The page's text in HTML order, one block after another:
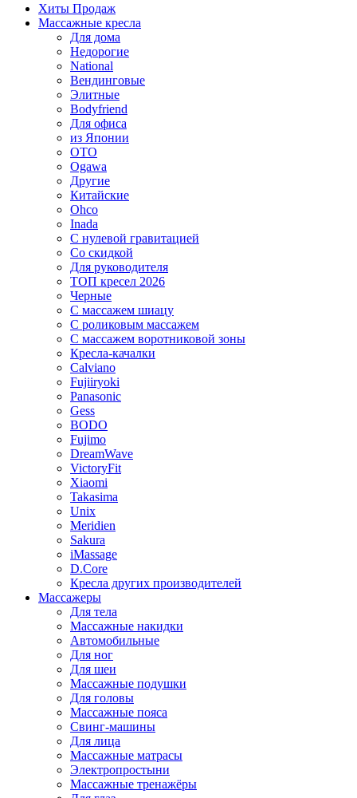
Хиты Продаж
Массажные кресла
Для дома
Недорогие
National
Вендинговые
Элитные
Bodyfriend
Для офиса
из Японии
OTO
Ogawa
Другие
Китайские
Ohco
Inada
С нулевой гравитацией
Со скидкой
Для руководителя
ТОП кресел 2026
Черные
С массажем шиацу
С роликовым массажем
С массажем воротниковой зоны
Кресла-качалки
Calviano
Fujiiryoki
Panasonic
Gess
BODO
Fujimo
DreamWave
VictoryFit
Xiaomi
Takasima
Unix
Meridien
Sakura
iMassage
D.Core
Кресла других производителей
Массажеры
Для тела
Массажные накидки
Автомобильные
Для ног
Для шеи
Массажные подушки
Для головы
Массажные пояса
Свинг-машины
Для лица
Массажные матрасы
Электропростыни
Массажные тренажёры